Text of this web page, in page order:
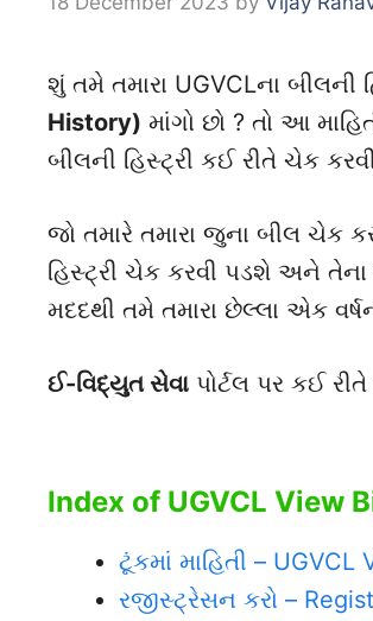
શું તમે તમારા UGVCLના
History) માંગો છો ? તો આ
બીલની હિસ્ટ્રી કઈ રીતે ચેક
જો તમારે તમારા જુના બીલ ચેક
હિસ્ટ્રી ચેક કરવી પડશે અને તેના
મદદથી તમે તમારા છેલ્લા એક
ઈ-વિદ્યુત સેવા પોર્ટલ પર કઈ
Index of UGVCL View
ટૂંકમાં માહિતી –
રજીસ્ટ્રેસન કરો –